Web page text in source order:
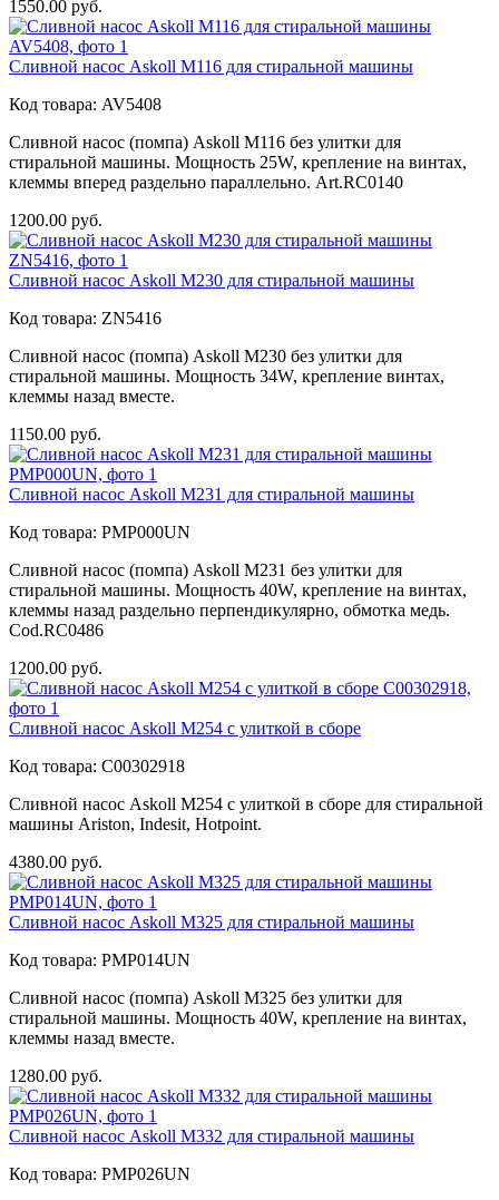
1550.00 руб.
Сливной насос Askoll M116 для стиральной машины
Код товара: AV5408
Сливной насос (помпа) Askoll M116 без улитки для
стиральной машины. Мощность 25W, крепление на винтах,
клеммы вперед раздельно параллельно. Art.RC0140
1200.00 руб.
Сливной насос Askoll M230 для стиральной машины
Код товара: ZN5416
Сливной насос (помпа) Askoll M230 без улитки для
стиральной машины. Мощность 34W, крепление винтах,
клеммы назад вместе.
1150.00 руб.
Сливной насос Askoll M231 для стиральной машины
Код товара: PMP000UN
Сливной насос (помпа) Askoll M231 без улитки для
стиральной машины. Мощность 40W, крепление на винтах,
клеммы назад раздельно перпендикулярно, обмотка медь.
Cod.RC0486
1200.00 руб.
Сливной насос Askoll M254 с улиткой в сборе
Код товара: C00302918
Сливной насос Askoll M254 с улиткой в сборе для стиральной
машины Ariston, Indesit, Hotpoint.
4380.00 руб.
Сливной насос Askoll M325 для стиральной машины
Код товара: PMP014UN
Сливной насос (помпа) Askoll M325 без улитки для
стиральной машины. Мощность 40W, крепление на винтах,
клеммы назад вместе.
1280.00 руб.
Сливной насос Askoll M332 для стиральной машины
Код товара: PMP026UN